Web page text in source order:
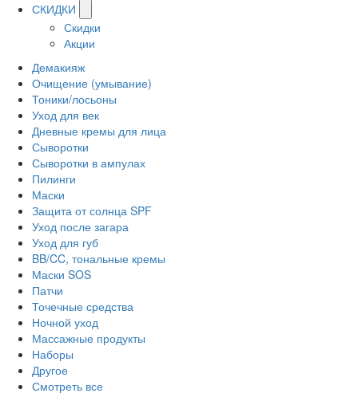
СКИДКИ
Скидки
Акции
Демакияж
Очищение (умывание)
Тоники/лосьоны
Уход для век
Дневные кремы для лица
Сыворотки
Сыворотки в ампулах
Пилинги
Маски
Защита от солнца SPF
Уход после загара
Уход для губ
BB/CC, тональные кремы
Маски SOS
Патчи
Точечные средства
Ночной уход
Массажные продукты
Наборы
Другое
Смотреть все